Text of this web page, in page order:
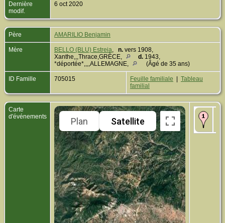
Dernière
modif.
6 oct 2020
Père AMARILIO Benjamin
Mère BELLO (BLU) Estreia, n. vers 1908,
Xanthe,,,Thrace,GRÈCE,
d. 1943,
*déportée*,,,,ALLEMAGNE,
(Âgé de 35 ans)
ID Famille 705015 Feuille familiale
Tableau
familial
Carte
d'événements
Plan Satellite